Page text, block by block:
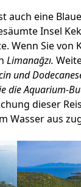
auch eine
Insel
Wenn Sie von
Limanağzı.
und
die Aquarium-
dieser
Wasser aus